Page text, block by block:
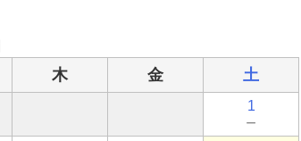
木 金 土
1
－